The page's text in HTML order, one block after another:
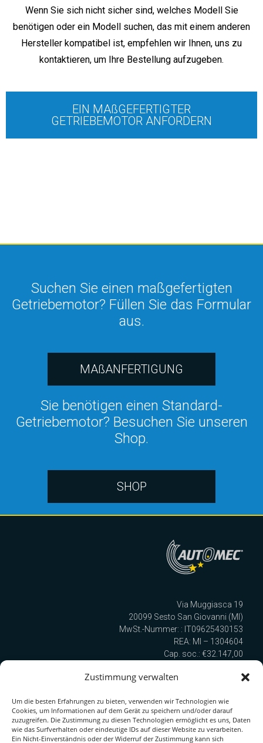
Zustimmung verwalten
Um die besten Erfahrungen zu bieten, verwenden wir Technologien wie
Cookies, um Informationen auf dem Gerät zu speichern und/oder darauf
zuzugreifen. Die Zustimmung zu diesen Technologien ermöglicht es uns, Daten
wie das Surfverhalten oder eindeutige IDs auf dieser Website zu verarbeiten.
Ein Nicht-Einverständnis oder der Widerruf der Zustimmung kann sich
Wenn Sie sich nicht sicher sind, welches Modell Sie
benötigen oder ein Modell suchen, das mit einem anderen
Hersteller kompatibel ist, empfehlen wir Ihnen, uns zu
kontaktieren, um Ihre Bestellung aufzugeben.
EIN MAßGEFERTIGTER
GETRIEBEMOTOR ANFORDERN
Suchen Sie einen maßgefertigten
Getriebemotor? Füllen Sie das Formular
aus.
MAßANFERTIGUNG
Sie benötigen einen Standard-
Getriebemotor? Besuchen Sie unseren
Shop.
SHOP
Via Muggiasca 19
20099 Sesto San Giovanni (MI)
MwSt.-Nummer: : IT09625430153
REA: MI – 1304604
Cap. soc.: €32.147,00
Wir sind nach UNI EN ISO 9001:2015 zertifiziert!
Quick Link zur Serie